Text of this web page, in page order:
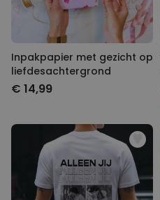
Inpakpapier met gezicht op
liefdesachtergrond
€ 14,99